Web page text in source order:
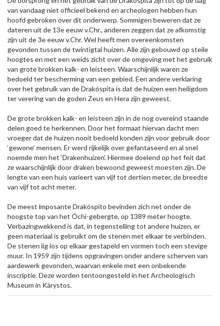
van vandaag niet officieel bekend en archeologen hebben hun
hoofd gebroken over dit onderwerp. Sommigen beweren dat ze
dateren uit de 13e eeuw v.Chr., anderen zeggen dat ze afkomstig
zijn uit de 3e eeuw v.Chr. Wel heeft men overeenkomsten
gevonden tussen de twintigtal huizen. Alle zijn gebouwd op steile
hoogtes en met een weids zicht over de omgeving met het gebruik
van grote brokken kalk- en leisteen. Waarschijnlijk waren ze
bedoeld ter bescherming van een gebied. Een andere verklaring
over het gebruik van de Drakóspita is dat de huizen een heiligdom
ter verering van de goden Zeus en Hera zijn geweest.
De grote brokken kalk- en leisteen zijn in de nog overeind staande
delen goed te herkennen. Door het formaat hiervan dacht men
vroeger dat de huizen nooit bedoeld konden zijn voor gebruik door
‘gewone’ mensen. Er werd rijkelijk over gefantaseerd en al snel
noemde men het ‘Drakenhuizen’. Hiermee doelend op het feit dat
ze waarschijnlijk door draken bewoond geweest moesten zijn. De
lengte van een huis varieert van vijf tot dertien meter, de breedte
van vijf tot acht meter.
De meest imposante Drakóspito bevinden zich net onder de
hoogste top van het Óchi-gebergte, op 1389 meter hoogte.
Verbazingwekkend is dat, in tegenstelling tot andere huizen, er
geen materiaal is gebruikt om de stenen met elkaar te verbinden.
De stenen lig los op elkaar gestapeld en vormen toch een stevige
muur. In 1959 zijn tijdens opgravingen onder andere scherven van
aardewerk gevonden, waarvan enkele met een onbekende
inscriptie. Deze worden tentoongesteld in het Archeologisch
Museum in Kárystos.